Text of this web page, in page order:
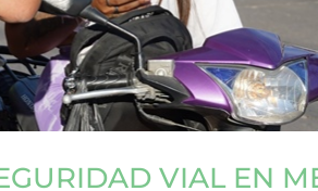
VIAL EN